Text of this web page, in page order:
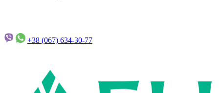
+38 (067) 634-30-77